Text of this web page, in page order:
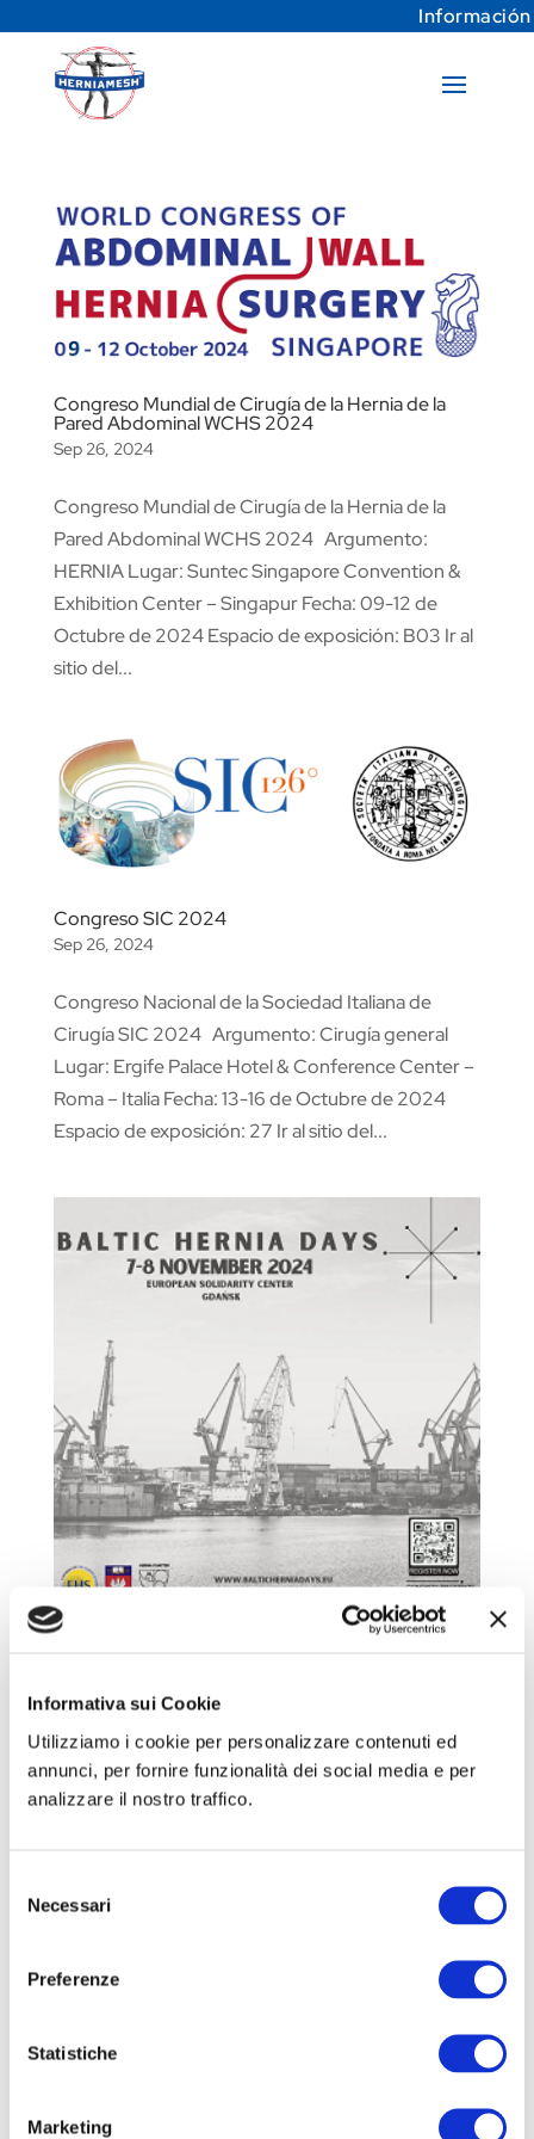
Informativa sui Cookie
Utilizziamo i cookie per personalizzare contenuti ed
annunci, per fornire funzionalità dei social media e per
analizzare il nostro traffico.
delNecessari
Preferenze
Statistiche
Marketing
Información
Congreso Mundial de Cirugía de la Hernia de la
Pared Abdominal WCHS 2024
Sep 26, 2024
Congreso Mundial de Cirugía de la Hernia de la
Pared Abdominal WCHS 2024 Argumento:
HERNIA Lugar: Suntec Singapore Convention &
Exhibition Center – Singapur Fecha: 09-12 de
Octubre de 2024 Espacio de exposición: B03 Ir al
sitio del...
Congreso SIC 2024
Sep 26, 2024
Congreso Nacional de la Sociedad Italiana de
Cirugía SIC 2024 Argumento: Cirugía general
Lugar: Ergife Palace Hotel & Conference Center –
Roma – Italia Fecha: 13-16 de Octubre de 2024
Espacio de exposición: 27 Ir al sitio del...
Nov 6, 2024
Baltic Hernia Days 2024 Argumento: Hernia
Lugar: European Solidariety Centre – Gadnsk –